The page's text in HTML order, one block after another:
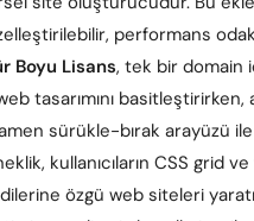
performans
Boyu Lisans, tek bir domain
tasarımını basitleştirirken,
sürükle-bırak arayüzü
kullanıcıların CSS grid
özgü web siteleri